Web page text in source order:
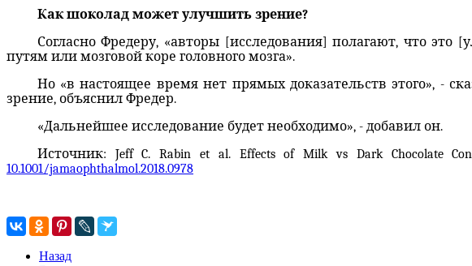
Как шоколад может улучшить зрение?
Согласно Фредеру, «авторы [исследования] полагают, что
путям или мозговой коре головного мозга».
Но «в настоящее время нет прямых доказательств этого», -
зрение, объяснил Фредер.
«Дальнейшее исследование будет необходимо», - добавил он.
Источник: Jeff C. Rabin et al. Effects of Milk vs Dark Chocolate
10.1001/jamaophthalmol.2018.0978
Назад